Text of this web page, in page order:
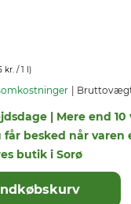
kr. / 1 l)
Bruttovægt
| Mere end
får besked når
butik i Sorø